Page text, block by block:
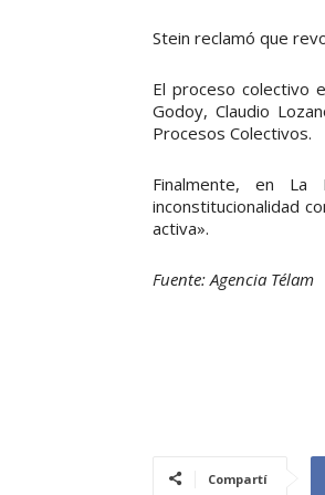
Stein reclamó que
El proceso colectivo
Godoy, Claudio
Procesos Colectivos.
Finalmente, en La
inconstitucionalidad
activa».
Fuente: Agencia Télam
Compartí